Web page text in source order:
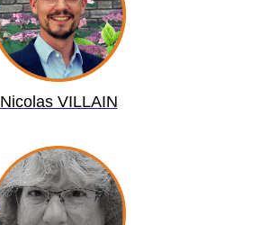
Nicolas VILLAIN